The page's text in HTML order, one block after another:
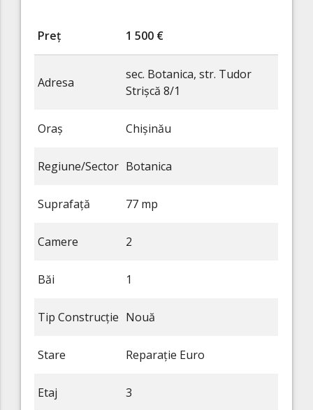
Preț 1 500 €
Adresa
sec. Botanica, str. Tudor
Strișcă 8/1
Oraș Chișinău
Regiune/Sector Botanica
Suprafață 77 mp
Camere 2
Băi 1
Tip Construcție Nouă
Stare Reparație Euro
Etaj 3